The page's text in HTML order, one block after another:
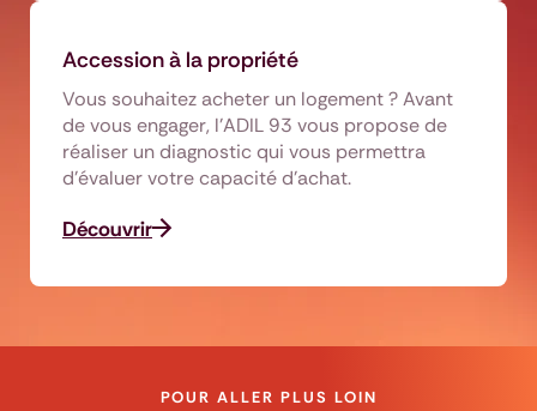
Accession à la propriété
Vous souhaitez acheter un logement ? Avant
de vous engager, l'ADIL 93 vous propose de
réaliser un diagnostic qui vous permettra
d'évaluer votre capacité d'achat.
Découvrir
POUR ALLER PLUS LOIN